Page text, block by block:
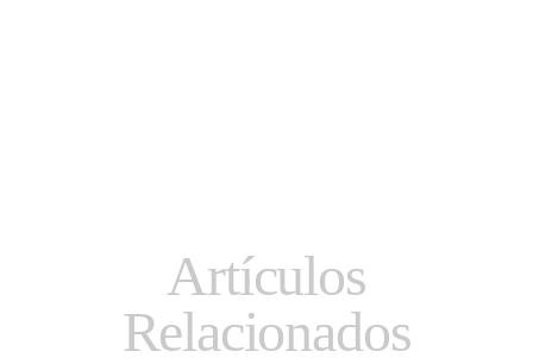
Artículos
Relacionados